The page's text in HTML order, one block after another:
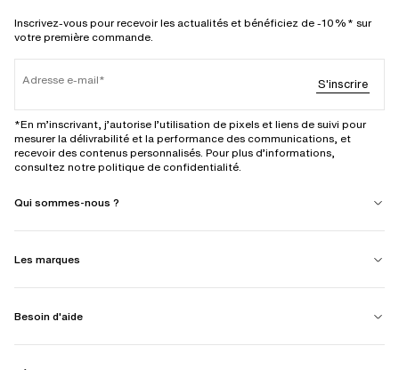
Inscrivez-vous pour recevoir les actualités et bénéficiez de -10%* sur
votre première commande.
Adresse e-mail S'inscrire
*En m’inscrivant, j’autorise l’utilisation de pixels et liens de suivi pour
mesurer la délivrabilité et la performance des communications, et
recevoir des contenus personnalisés. Pour plus d’informations,
consultez notre politique de confidentialité.
Qui sommes-nous ?
Les marques
Besoin d'aide